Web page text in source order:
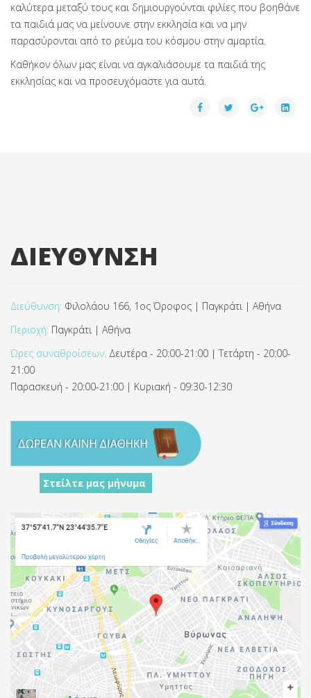
καλύτερα μεταξύ τους και δημιουργούνται φιλίες που βοηθάνε
τα παιδιά μας να μείνουνε στην εκκλησία και να μην
παρασύρονται από το ρεύμα του κόσμου στην αμαρτία.
Καθήκον όλων μας είναι να αγκαλιάσουμε τα παιδιά της
εκκλησίας και να προσευχόμαστε για αυτά.
ΔΙΕΥΘΥΝΣΗ
Διεύθυνση: Φιλολάου 166, 1ος Όροφος | Παγκράτι | Αθήνα
Περιοχή: Παγκράτι | Αθήνα
Ώρες συναθροίσεων: Δευτέρα - 20:00-21:00 | Τετάρτη - 20:00-
21:00
Παρασκευή - 20:00-21:00 | Κυριακή - 09:30-12:30
Στείλτε μας μήνυμα